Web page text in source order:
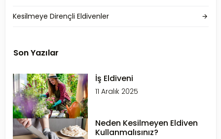
Kesilmeye Dirençli Eldivenler
Son Yazılar
İş Eldiveni
11 Aralık 2025
Neden Kesilmeyen Eldiven
Kullanmalısınız?